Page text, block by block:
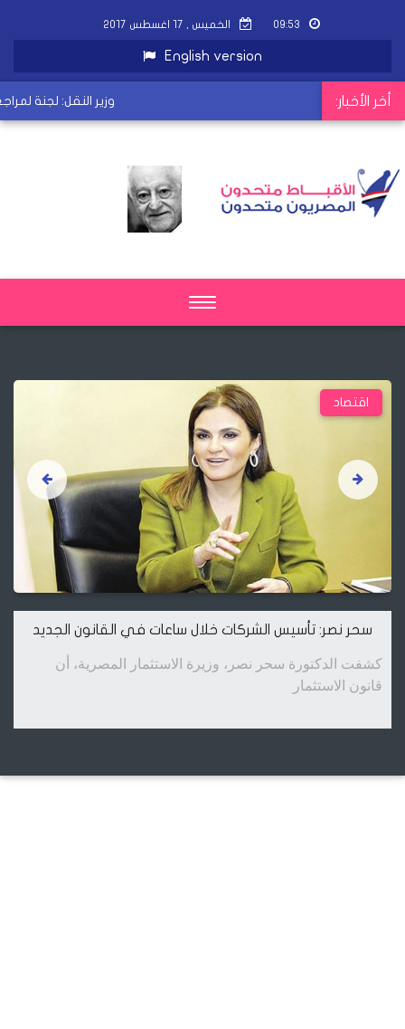
٠٩:٥٣ الخميس , ١٧ اغسطس ٢٠١٧
English version
أخر الأخبار: وزير النقل: لجنة لمراجعة
Toggle
اقتصاد
سحر نصر: تأسيس الشركات خلال ساعات في القانون الجديد
كشفت الدكتورة سحر نصر، وزيرة الاستثمار المصرية، أن
قانون الاستثمار